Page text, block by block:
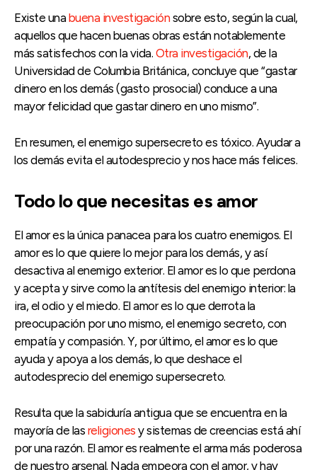
Existe unabuena investigación sobre esto, según la cual,
aquellos que hacen buenas obras están notablemente
más satisfechos con la vida. Otra investigación, de la
Universidad de Columbia Británica, concluye que “gastar
dinero en los demás (gasto prosocial) conduce a una
mayor felicidad que gastar dinero en uno mismo”.
En resumen, el enemigo supersecreto es tóxico. Ayudar a
los demás evita el autodesprecio y nos hace más felices.
Todo lo que necesitas es amor
El amor es la única panacea para los cuatro enemigos. El
amor es lo que quiere lo mejor para los demás, y así
desactiva al enemigo exterior. El amor es lo que perdona
y acepta y sirve como la antítesis del enemigo interior: la
ira, el odio y el miedo. El amor es lo que derrota la
preocupación por uno mismo, el enemigo secreto, con
empatía y compasión. Y, por último, el amor es lo que
ayuda y apoya a los demás, lo que deshace el
autodesprecio del enemigo supersecreto.
Resulta que la sabiduría antigua que se encuentra en la
mayoría de las religiones y sistemas de creencias está ahí
por una razón. El amor es realmente el arma más poderosa
de nuestro arsenal. Nada empeora con el amor, y hay